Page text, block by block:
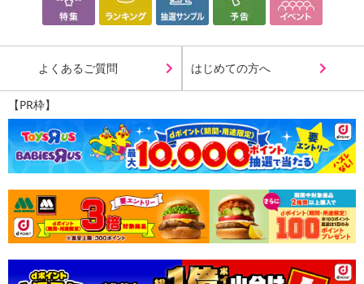
よくあるご質問 はじめての方へ
【PR枠】